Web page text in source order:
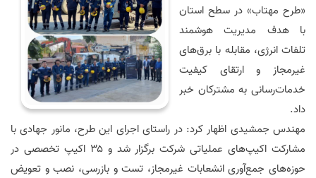
«طرح مهتاب» در سطح استان
با هدف مدیریت هوشمند
تلفات انرژی، مقابله با برق‌های
غیرمجاز و ارتقای کیفیت
خدمات‌رسانی به مشترکان خبر
داد.
مهندس جمشیدی اظهار کرد: در راستای اجرای این طرح، مانور جهادی با
مشارکت اکیپ‌های عملیاتی شرکت برگزار شد و ۳۵ اکیپ تخصصی در
حوزه‌های جمع‌آوری انشعابات غیرمجاز، تست و بازرسی، نصب و تعویض